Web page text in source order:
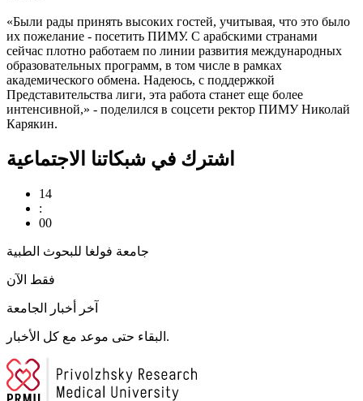
«Были рады принять высоких гостей, учитывая, что это было
их пожелание - посетить ПИМУ. С арабскими странами
сейчас плотно работаем по линии развития международных
образовательных программ, в том числе в рамках
академического обмена. Надеюсь, с поддержкой
Представительства лиги, эта работа станет еще более
интенсивной,» - поделился в соцсети ректор ПИМУ Николай
Карякин.
اشترك في شبكاتنا الاجتماعية
14
:
00
جامعة فولغا للبحوث الطبية
فقط الآن
آخر أخبار الجامعة
البقاء حتى موعد مع كل الأخبار.